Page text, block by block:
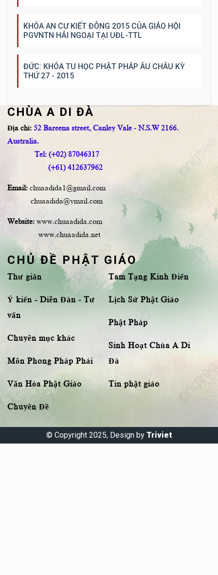
KHÓA AN CƯ KIẾT ĐÔNG 2015 CỦA GIÁO HỘI
PGVNTN HẢI NGOẠI TẠI UĐL-TTL
ĐỨC: KHÓA TU HỌC PHẬT PHÁP ÂU CHÂU KỲ
THỨ 27 - 2015
CHÙA A DI ĐÀ
Địa chỉ: 52 Bareena street, Canley Vale - N.S.W 2166.
Australia.
Tel: (+02) 87046317
(+61) 412637962
Email: chuaadida1@gmail.com
chuaadida@ymail.com
Website: www.chuaadida.com
www.chuaadida.net
CHỦ ĐỀ PHẬT GIÁO
Thư giãn
Ý kiến - Diễn Đàn - Tư
vấn
Chuyên mục khác
Môn Phong Pháp Phái
Văn Hóa Phật Giáo
Chuyên Đề
Tam Tạng Kinh Điển
Lịch Sử Phật Giáo
Phật Pháp
Sinh Hoạt Chùa A Di
Đà
Tin phật giáo
© Copyright 2025, Design by Triviet